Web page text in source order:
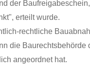
der
erteilt wurde.
rechtliche
die Baurechtsbehörde
angeordnet hat.